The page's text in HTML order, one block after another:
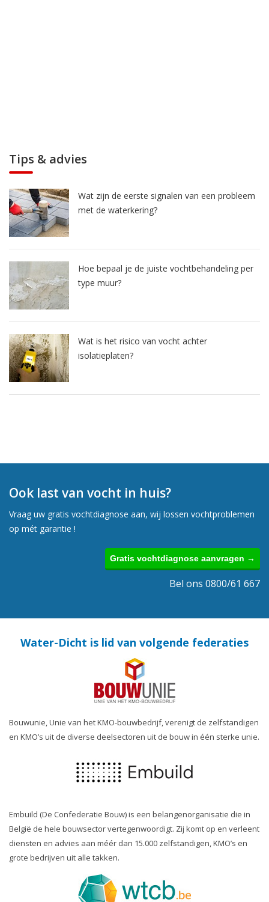
Tips & advies
Wat zijn de eerste signalen van een probleem
met de waterkering?
Hoe bepaal je de juiste vochtbehandeling per
type muur?
Wat is het risico van vocht achter
isolatieplaten?
Ook last van vocht in huis?
Vraag uw gratis vochtdiagnose aan, wij lossen vochtproblemen
op mét garantie !
Gratis vochtdiagnose aanvragen →
Bel ons 0800/61 667
Water-Dicht is lid van volgende federaties
Bouwunie, Unie van het KMO-bouwbedrijf, verenigt de zelfstandigen
en KMO’s uit de diverse deelsectoren uit de bouw in één sterke unie.
Embuild (De Confederatie Bouw) is een belangenorganisatie die in
België de hele bouwsector vertegenwoordigt. Zij komt op en verleent
diensten en advies aan méér dan 15.000 zelfstandigen, KMO’s en
grote bedrijven uit alle takken.